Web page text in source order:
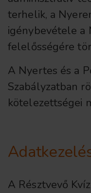
terhelik, a
igénybevétele a
felelősségére
A Nyertes és a
Szabályzatban
kötelezettségei
A Résztvevő